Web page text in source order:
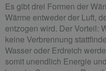
Es gibt drei Formen der
Wärme entweder der Luft,
entzogen wird. Der Vorteil:
keine Verbrennung
Wasser oder Erdreich
somit unendlich Energie